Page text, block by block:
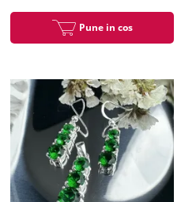
Pune in cos